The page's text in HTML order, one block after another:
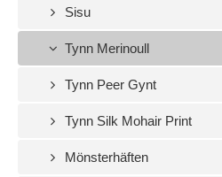
Sisu
Tynn Merinoull
Tynn Peer Gynt
Tynn Silk Mohair Print
Mönsterhäften